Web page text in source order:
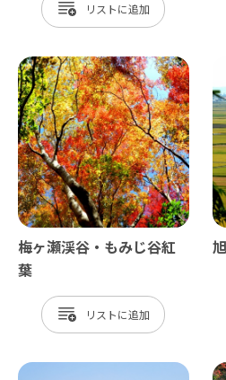
リスト
梅ヶ瀬渓谷・もみじ谷紅
葉
リスト